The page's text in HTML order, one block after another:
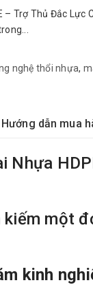
– Trợ Thủ Đắc
nghệ thổi nhựa,
Hướng dẫn mua
Nhựa
một
kinh